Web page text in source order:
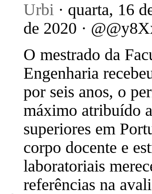
Urbi · quarta, 16
de 2020 ·
O mestrado da
Engenharia
por seis anos, o
máximo atribuído
superiores em
corpo docente e
laboratoriais
referências na